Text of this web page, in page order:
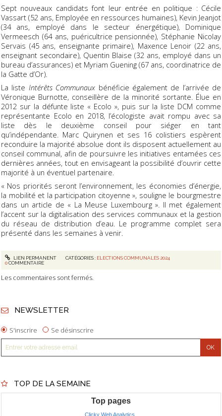
Sept nouveaux candidats font leur entrée en politique : Cécile
Vassart (52 ans, Employée en ressources humaines), Kevin Jeanjot
(34 ans, employé dans le secteur énergétique), Dominique
Vermeesch (64 ans, puéricultrice pensionnée), Stéphanie Nicolay
Servais (45 ans, enseignante primaire), Maxence Lenoir (22 ans,
enseignant secondaire), Quentin Blaise (32 ans, employé dans un
bureau d’assurances) et Myriam Guening (67 ans, coordinatrice de
la Gatte d’Or).
La liste Intérêts Communaux bénéficie également de l’arrivée de
Véronique Burnotte, conseillère de la minorité sortante. Élue en
2012 sur la défunte liste « Ecolo », puis sur la liste DCM comme
représentante Ecolo en 2018, l’écologiste avait rompu avec sa
liste dès le deuxième conseil pour siéger en tant
qu’indépendante. Marc Quirynen et ses 16 colistiers espèrent
reconduire la majorité absolue dont ils disposent actuellement au
conseil communal, afin de poursuivre les initiatives entamées ces
dernières années, tout en envisageant la possibilité d’ouvrir cette
majorité à un éventuel partenaire.
« Nos priorités seront l’environnement, les économies d’énergie,
la mobilité et la participation citoyenne », souligne le bourgmestre
dans un article de « La Meuse Luxembourg ». Il met également
l’accent sur la digitalisation des services communaux et la gestion
du réseau de distribution d’eau. Le programme complet sera
présenté dans les semaines à venir.
LIEN PERMANENT CATÉGORIES : ELECTIONS COMMUNALES 2024
0COMMENTAIRE
Les commentaires sont fermés.
NEWSLETTER
S'inscrire Se désinscrire
TOP DE LA SEMAINE